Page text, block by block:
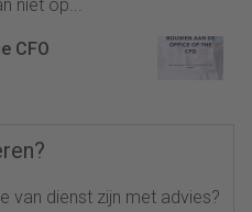
niet op...
CFO
van dienst zijn met advies?